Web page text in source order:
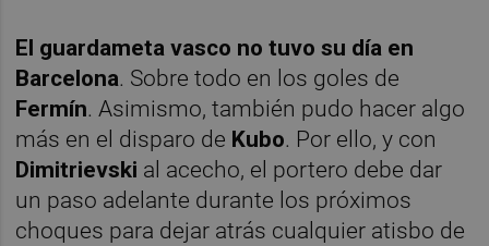
El guardameta vasco no tuvo su día en
Barcelona. Sobre todo en los goles de
Fermín. Asimismo, también pudo hacer algo
más en el disparo de Kubo. Por ello, y con
Dimitrievski al acecho, el portero debe dar
un paso adelante durante los próximos
choques para dejar atrás cualquier atisbo de